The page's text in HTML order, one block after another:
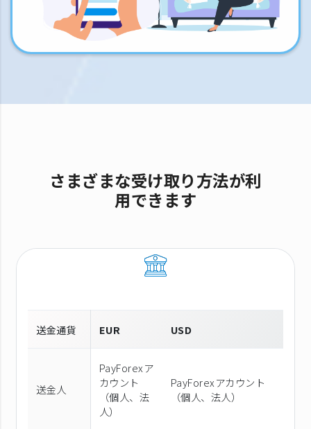
さまざまな受け取り方法が利
用できます
送金通貨 EUR USD
送金人
PayForexア
カウント
（個⼈、法
⼈）
PayForexアカウント
（個⼈、法⼈）